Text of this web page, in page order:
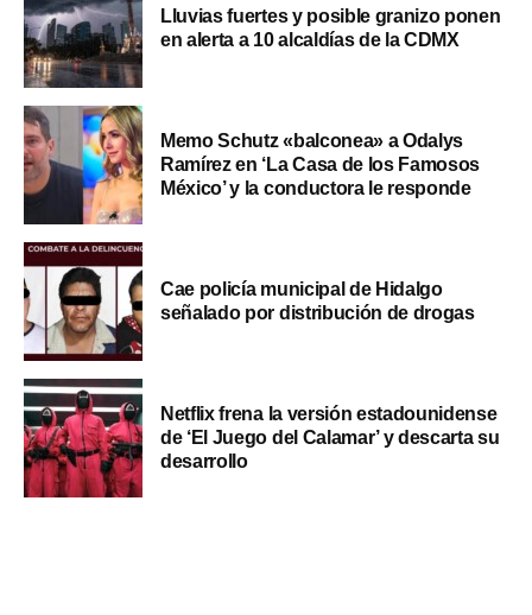
Lluvias fuertes y posible granizo ponen
en alerta a 10 alcaldías de la CDMX
Memo Schutz «balconea» a Odalys
Ramírez en ‘La Casa de los Famosos
México’ y la conductora le responde
Cae policía municipal de Hidalgo
señalado por distribución de drogas
Netflix frena la versión estadounidense
de ‘El Juego del Calamar’ y descarta su
desarrollo